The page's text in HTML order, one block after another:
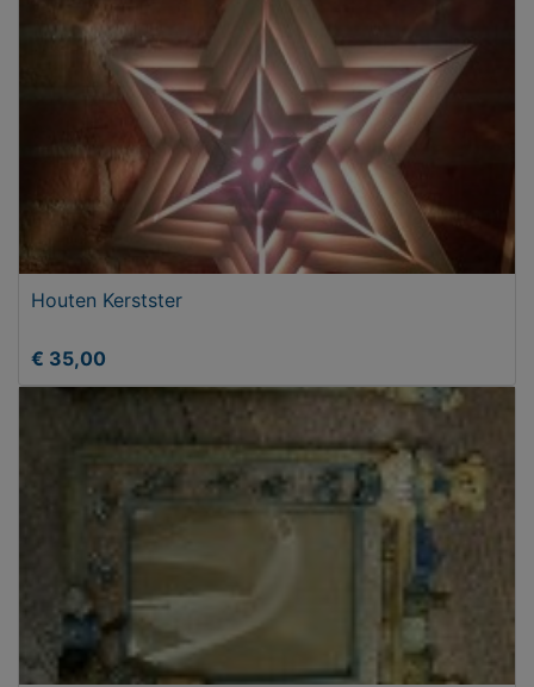
Houten Kerstster
€ 35,00